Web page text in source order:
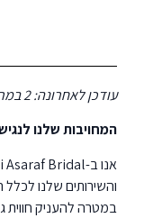
עודכן לאחרונה: 2 במרץ 2026
המחויבות שלנו
והשירותים שלנו לכלל
במטרה להעניק חווית